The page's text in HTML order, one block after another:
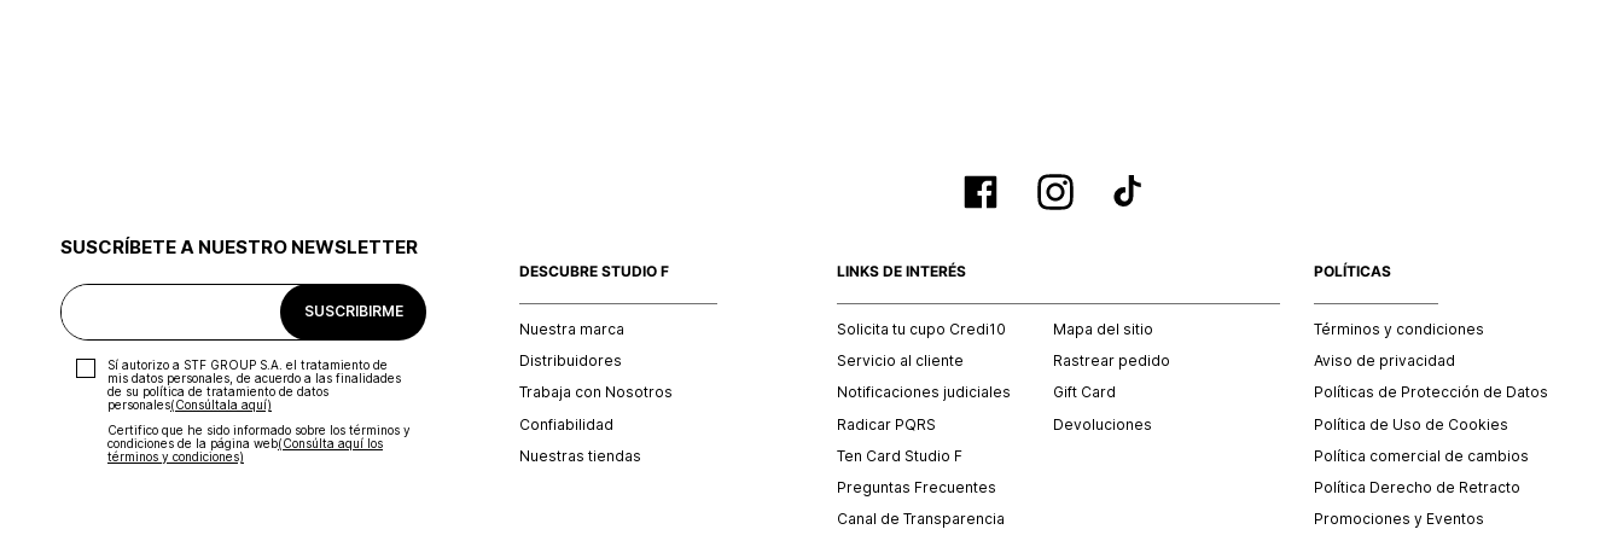
SUSCRÍBETE A NUESTRO NEWSLETTER
SUSCRIBIRME
Sí autorizo a STF GROUP S.A. el tratamiento de
mis datos personales, de acuerdo a las finalidades
de su política de tratamiento de datos
personales‎(Consúltala aquí)
Certifico que he sido informado sobre los términos y
condiciones de la página web‎(Consúlta aquí los
términos y condiciones)
DESCUBRE STUDIO F
Nuestra marca
Distribuidores
Trabaja con Nosotros
Confiabilidad
Nuestras tiendas
LINKS DE INTERÉS
Solicita tu cupo Credi10
Servicio al cliente
Notificaciones judiciales
Radicar PQRS
Ten Card Studio F
Preguntas Frecuentes
Canal de Transparencia
Mapa del sitio
Rastrear pedido
Gift Card
Devoluciones
POLÍTICAS
Términos y condiciones
Aviso de privacidad
Políticas de Protección de Datos
Política de Uso de Cookies
Política comercial de cambios
Política Derecho de Retracto
Promociones y Eventos